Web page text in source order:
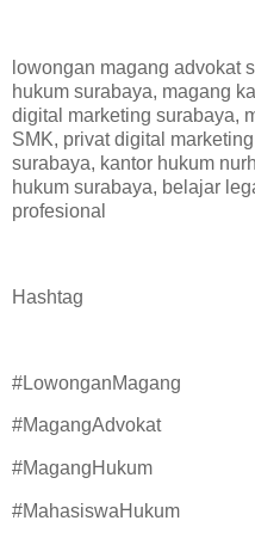
lowongan magang advokat
hukum surabaya, magang
digital marketing surabaya,
SMK, privat digital
surabaya, kantor hukum
hukum surabaya, belajar
profesional
Hashtag
#LowonganMagang
#MagangAdvokat
#MagangHukum
#MahasiswaHukum